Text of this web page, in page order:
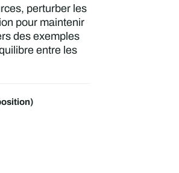
perturber les
pour maintenir
des exemples
entre les